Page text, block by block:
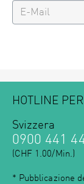
HOTLINE
Svizzera
0900 441
(CHF 1.00/Min.)
* Pubblicazione